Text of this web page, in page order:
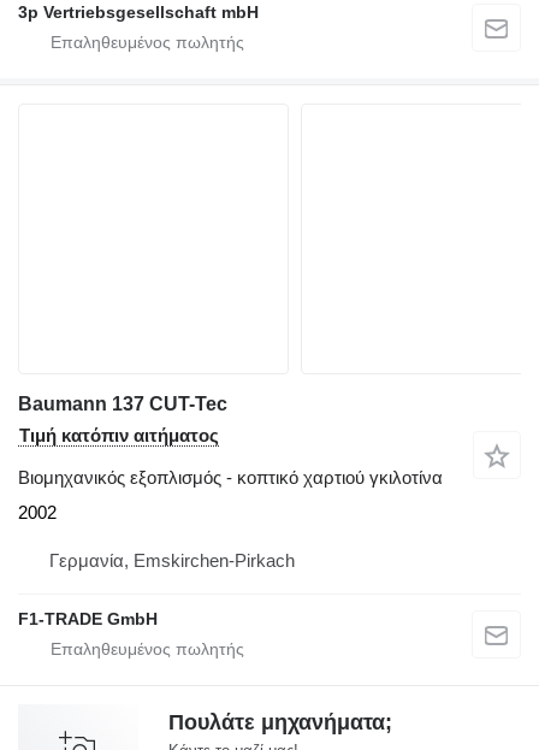
3p Vertriebsgesellschaft mbH
Baumann 137 CUT-Tec
Τιμή κατόπιν αιτήματος
Βιομηχανικός εξοπλισμός - κοπτικό χαρτιού γκιλοτίνα
2002
Γερμανία, Emskirchen-Pirkach
F1-TRADE GmbH
Πουλάτε μηχανήματα;